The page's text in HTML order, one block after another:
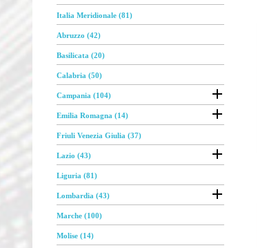
Italia Meridionale (81)
Abruzzo (42)
Basilicata (20)
Calabria (50)
Campania (104) 
Emilia Romagna (14) 
Friuli Venezia Giulia (37)
Lazio (43) 
Liguria (81)
Lombardia (43) 
Marche (100)
Molise (14)